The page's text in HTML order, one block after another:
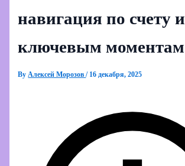
навигация по счету и
ключевым моментам
ByАлексей Морозов/ 16 декабря, 2025